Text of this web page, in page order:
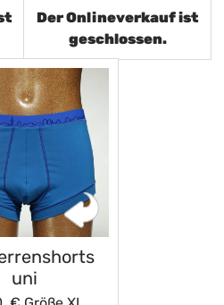
Der Onlineverkauf ist
geschlossen.
uni